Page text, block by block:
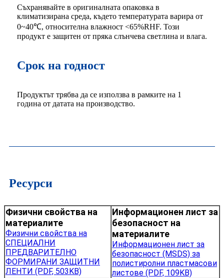
Съхранявайте в оригиналната опаковка в
климатизирана среда, където температурата варира от
0~40℃, относителна влажност <65%RHF. Този
продукт е защитен от пряка слънчева светлина и влага.
Срок на годност
Продуктът трябва да се използва в рамките на 1
година от датата на производство.
Ресурси
Физични свойства на
материалите
Физични свойства на
СПЕЦИАЛНИ
ПРЕДВАРИТЕЛНО
ФОРМИРАНИ ЗАЩИТНИ
ЛЕНТИ (PDF, 503KB)
Информационен лист за
безопасност на
материалите
Информационен лист за
безопасност (MSDS) за
полистиролни пластмасови
листове (PDF, 109KB)